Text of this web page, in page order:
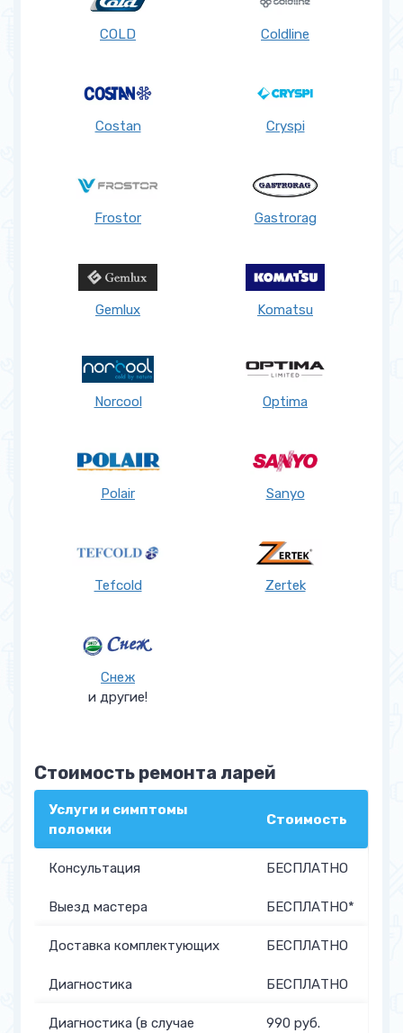
COLD Coldline
Costan Cryspi
Frostor Gastrorag
Gemlux Komatsu
Norcool Optima
Polair Sanyo
Tefcold Zertek
Снеж
и другие!
Стоимость ремонта ларей
Услуги и симптомы
поломки
Стоимость
Консультация БЕСПЛАТНО
Выезд мастера БЕСПЛАТНО*
Доставка комплектующих БЕСПЛАТНО
Диагностика БЕСПЛАТНО
Диагностика (в случае
990 руб.